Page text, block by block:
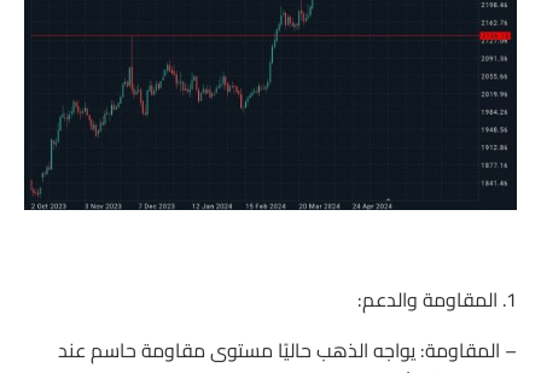
1. المقاومة والدعم:
– المقاومة: يواجه الذهب حاليًا مستوى مقاومة حاسم عند